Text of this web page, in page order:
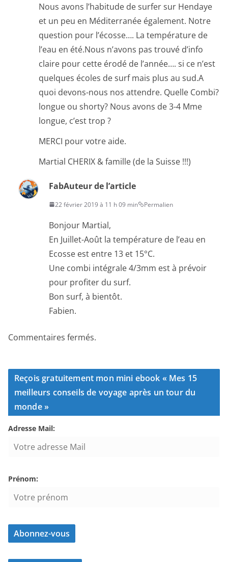
Nous avons l’habitude de surfer sur Hendaye
et un peu en Méditerranée également. Notre
question pour l’écosse…. La température de
l’eau en été.Nous n’avons pas trouvé d’info
claire pour cette érodé de l’année…. si ce n’est
quelques écoles de surf mais plus au sud.A
quoi devons-nous nos attendre. Quelle Combi?
longue ou shorty? Nous avons de 3-4 Mme
longue, c’est trop ?
MERCI pour votre aide.
Martial CHERIX & famille (de la Suisse !!!)
FabAuteur de l’article
22 février 2019 à 11 h 09 min Permalien
Bonjour Martial,
En Juillet-Août la température de l’eau en
Ecosse est entre 13 et 15°C.
Une combi intégrale 4/3mm est à prévoir
pour profiter du surf.
Bon surf, à bientôt.
Fabien.
Commentaires fermés.
Reçois gratuitement mon mini ebook « Mes 15
meilleurs conseils de voyage après un tour du
monde »
Adresse Mail:
Prénom: